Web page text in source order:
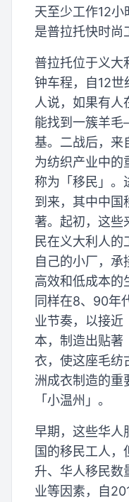
天至少工作12
是普拉托快时尚
普拉托位于义大
钟车程，自12
人说，如果有人
能找到一簇羊
基。二战后，来
为纺织产业中的
称为「移民」。
到来，其中中国
著。起初，这些
民在义大利人的
自己的小厂，
高效和低成本的
同样在8、90年
业节奏，以接
本，制造出贴
衣，使这座毛纺
洲成衣制造的重
「小温州」。
早期，这些华人
国的移民工人，
升、华人移民数
业等因素，自